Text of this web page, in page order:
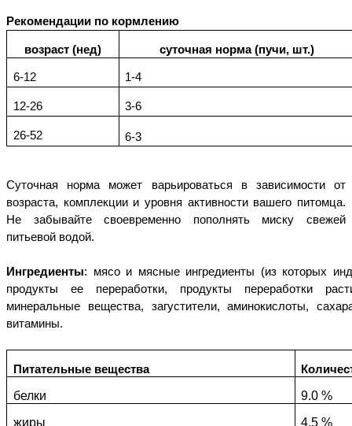
Рекомендации по кормлению
возраст (нед) суточная норма (пучи, шт.)
6-12 1-4
12-26 3-6
26-52 6-3
Суточная норма может варьироваться в зависимости от
возраста, комплекции и уровня активности вашего питомца.
Не забывайте своевременно пополнять миску свежей
питьевой водой.
Ингредиенты: мясо и мясные ингредиенты (из которых
продукты ее переработки, продукты переработки
минеральные вещества, загустители, аминокислоты,
витамины.
Питательные вещества
белки
9.0 %
жиры
4.5 %